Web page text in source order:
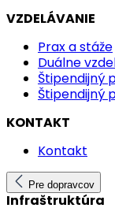
VZDELÁVANIE
Prax a stáže
Duálne
Štipendijný
Štipendijný
KONTAKT
Kontakt
Pre dopravcov
Infraštruktúra